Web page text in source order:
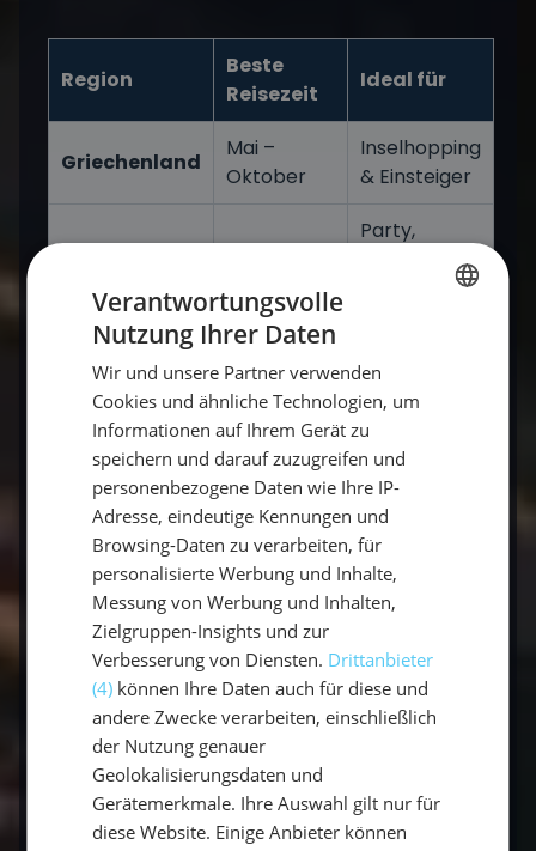
Region
Beste
Reisezeit
Ideal für
Griechenland
Mai –
Oktober
Inselhopping
& Einsteiger
September
Party,
Italien
Mai –
September
Kultur &
Kulinarik
Thailand &
Karibik
November
– April
Fernweh,
Tauchen &
Exotik
Gruppenreise für junge Leutemit
sailwithus gibt es bereits ab 599 € pro Person
Der genaue Preis hängt von Revier, Yacht und
Reisezeit ab – alle aktuellen Termine und
Preise findest du imTerminfinder.
❓ Häufige Fragen zu Gruppenreisen für
Verantwortungsvolle
Nutzung Ihrer Daten
Wir und unsere Partner verwenden
Cookies und ähnliche Technologien, um
Informationen auf Ihrem Gerät zu
speichern und darauf zuzugreifen und
personenbezogene Daten wie Ihre IP-
Adresse, eindeutige Kennungen und
Browsing-Daten zu verarbeiten, für
personalisierte Werbung und Inhalte,
Messung von Werbung und Inhalten,
Zielgruppen-Insights und zur
Verbesserung von Diensten. Drittanbieter
(4) können Ihre Daten auch für diese und
andere Zwecke verarbeiten, einschließlich
der Nutzung genauer
Geolokalisierungsdaten und
Gerätemerkmale. Ihre Auswahl gilt nur für
diese Website. Einige Anbieter können